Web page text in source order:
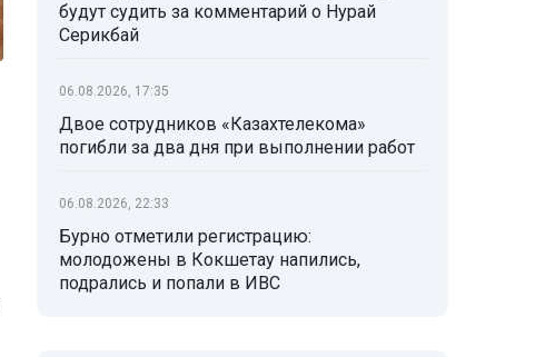
будут судить за комментарий о Нурай
Серикбай
06.08.2026, 17:35
Двое сотрудников «Казахтелекома»
погибли за два дня при выполнении работ
06.08.2026, 22:33
Бурно отметили регистрацию:
молодожены в Кокшетау напились,
подрались и попали в ИВС